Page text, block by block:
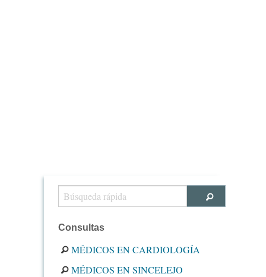
Consultas
MÉDICOS EN CARDIOLOGÍA
MÉDICOS EN SINCELEJO